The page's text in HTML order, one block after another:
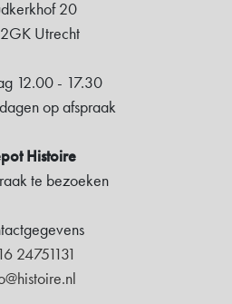
20
Utrecht
12.00 - 17.30
op afspraak
Histoire
te bezoeken
24751131